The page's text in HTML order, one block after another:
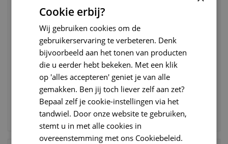
Buffelhuid kauwstaaf
superstaaf 25 cm 20 stuks
24 € 19,95
BESTELLEN
Buffelhuid kauwstaaf
stuks
€ 19
BESTELLEN
Cookie erbij?
Wij gebruiken cookies om de
gebruikerservaring te verbeteren. Denk
bijvoorbeeld aan het tonen van producten
die u eerder hebt bekeken. Met een klik
op 'alles accepteren' geniet je van alle
gemakken. Ben jij toch liever zelf aan zet?
Bepaal zelf je cookie-instellingen via het
tandwiel. Door onze website te gebruiken,
stemt u in met alle cookies in
overeenstemming met ons Cookiebeleid.